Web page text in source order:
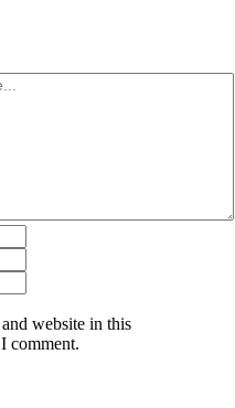
website in this
comment.